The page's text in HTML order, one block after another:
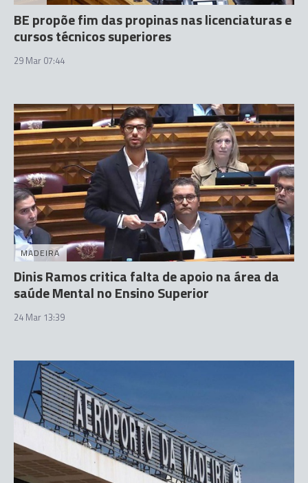
BE propõe fim das propinas nas licenciaturas e
cursos técnicos superiores
29 Mar 07:44
MADEIRA
Dinis Ramos critica falta de apoio na área da
saúde Mental no Ensino Superior
24 Mar 13:39